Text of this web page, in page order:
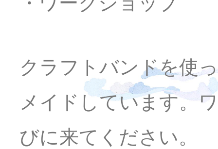
クラフトバンドを使
メイドしています。
びに来てください。